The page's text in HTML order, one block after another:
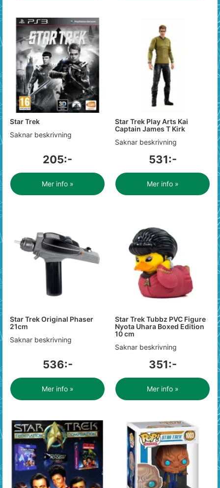
Star Trek
Saknar beskrivning
205:-
Mer info »
Star Trek Play Arts Kai
Captain James T Kirk
Saknar beskrivning
531:-
Mer info »
Star Trek Original Phaser
21cm
Saknar beskrivning
536:-
Mer info »
Star Trek Tubbz PVC Figure
Nyota Uhara Boxed Edition
10 cm
Saknar beskrivning
351:-
Mer info »